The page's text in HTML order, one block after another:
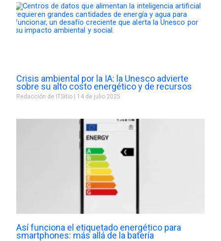
Crisis ambiental por la IA: la Unesco advierte
sobre su alto costo energético y de recursos
Redacción de ITSitio 14 de julio 2025
Así funciona el etiquetado energético para
smartphones: más allá de la batería